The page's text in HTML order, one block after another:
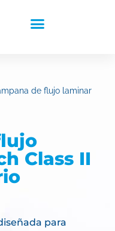
de flujo laminar
Class II
para